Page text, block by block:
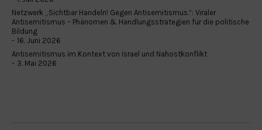
Netzwerk „Sichtbar Handeln! Gegen Antisemitismus.“: Viraler
Antisemitismus – Phänomen & Handlungsstrategien für die politische
Bildung
16. Juni 2026
Antisemitismus im Kontext von Israel und Nahostkonflikt
3. Mai 2026